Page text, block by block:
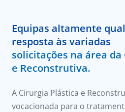
Acordos
Equipas altamente
resposta às variadas
solicitações na área
e Reconstrutiva.
A Cirurgia Plástica e
vocacionada para o